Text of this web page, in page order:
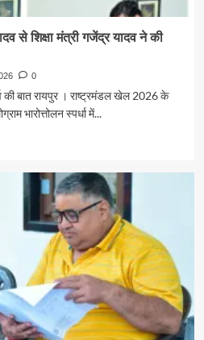
से शिक्षा मंत्री गजेंद्र यादव ने की
0
की बात रायपुर । राष्ट्रमंडल खेल 2026 के
भारोत्तोलन स्पर्धा में...